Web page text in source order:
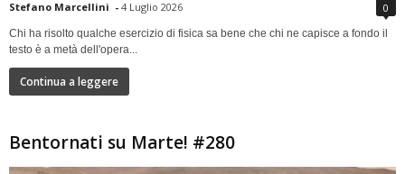
Stefano Marcellini - 4 Luglio 2026 0
Chi ha risolto qualche esercizio di fisica sa bene che chi ne capisce a fondo il
testo è a metà dell'opera...
Continua a leggere
Bentornati su Marte! #280